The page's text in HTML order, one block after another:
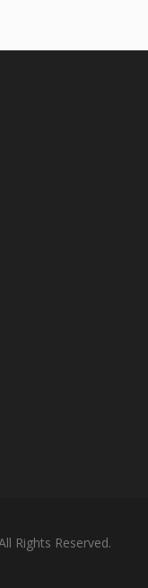
Rights Reserved.